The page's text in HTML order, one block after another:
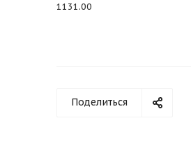
1131.00
Поделиться